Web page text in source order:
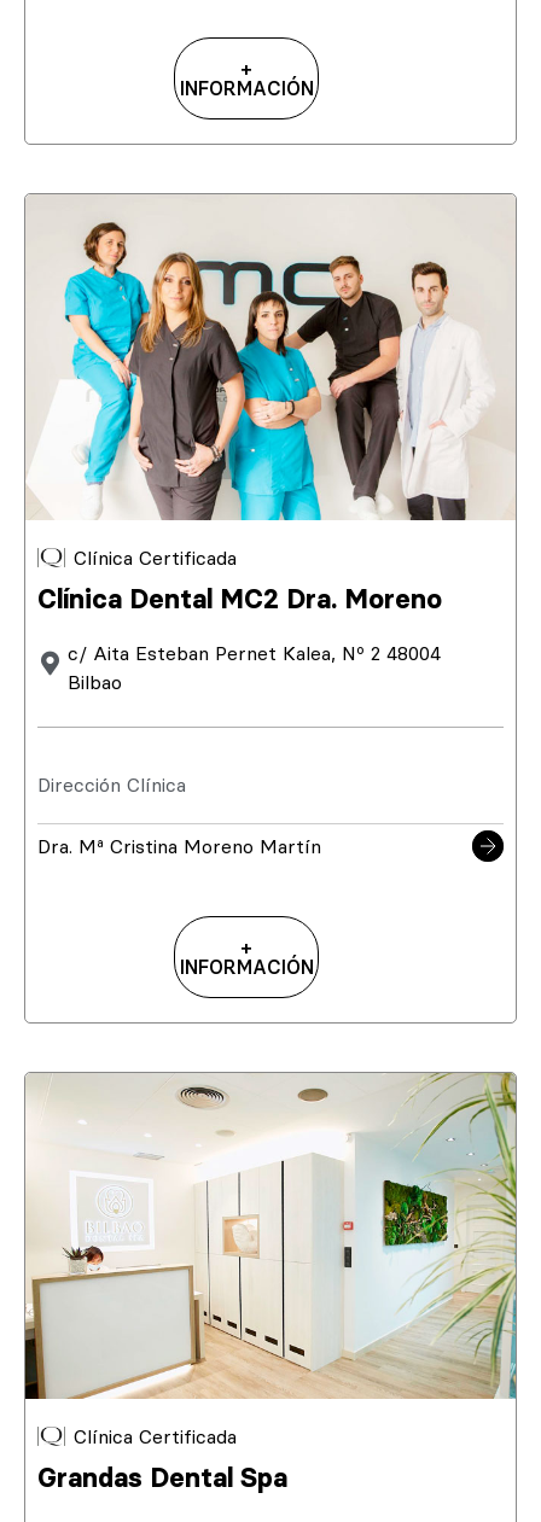
+
INFORMACIÓN
Clínica Certificada
Clínica Dental MC2 Dra. Moreno
c/ Aita Esteban Pernet Kalea, Nº 2 48004
Bilbao
Dirección Clínica
Dra. Mª Cristina Moreno Martín
+
INFORMACIÓN
Clínica Certificada
Grandas Dental Spa